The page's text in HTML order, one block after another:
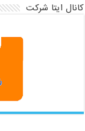
کانال ایتا شرکت